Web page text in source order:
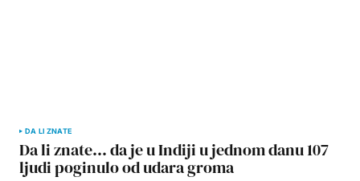
DA LI ZNATE
Da li znate… da je u Indiji u jednom danu 107
ljudi poginulo od udara groma